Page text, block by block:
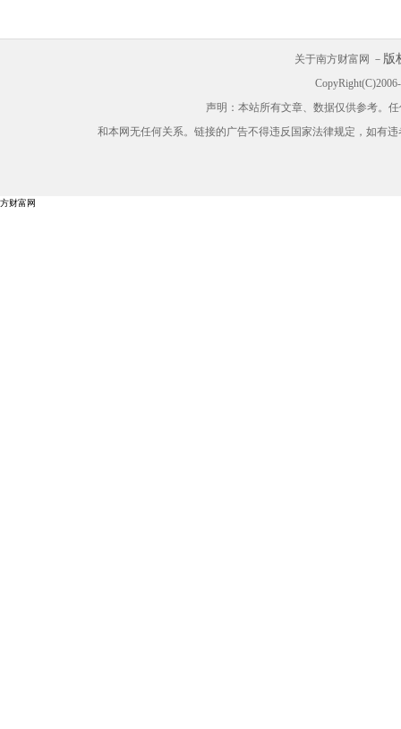
关于南方财富网 － 版
声明：本站所有文章、数据仅供参考。
和本网无任何关系。链接的广告不得违反国家法律规定，如有
方财富网